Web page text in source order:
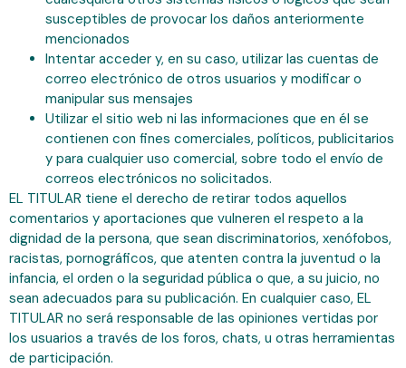
susceptibles de provocar los daños anteriormente
mencionados
Intentar acceder y, en su caso, utilizar las cuentas de
correo electrónico de otros usuarios y modificar o
manipular sus mensajes
Utilizar el sitio web ni las informaciones que en él se
contienen con fines comerciales, políticos, publicitarios
y para cualquier uso comercial, sobre todo el envío de
correos electrónicos no solicitados.
EL TITULAR tiene el derecho de retirar todos aquellos
comentarios y aportaciones que vulneren el respeto a la
dignidad de la persona, que sean discriminatorios, xenófobos,
racistas, pornográficos, que atenten contra la juventud o la
infancia, el orden o la seguridad pública o que, a su juicio, no
sean adecuados para su publicación. En cualquier caso, EL
TITULAR no será responsable de las opiniones vertidas por
los usuarios a través de los foros, chats, u otras herramientas
de participación.